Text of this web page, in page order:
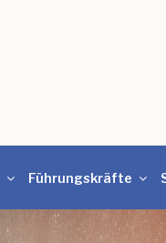
Führungskräfte